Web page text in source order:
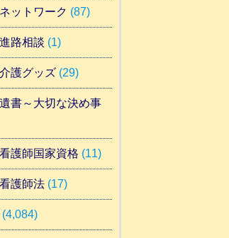
ットワーク (87)
路相談 (1)
護グッズ(29)
書～大切な決め事
護師国家資格 (11)
護師法(17)